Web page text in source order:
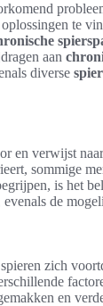
te
aan
diverse
en verwijst
sommige
is het
de
zich
en